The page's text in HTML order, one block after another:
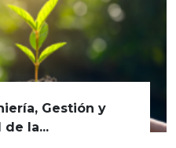
Gestión y
de la...